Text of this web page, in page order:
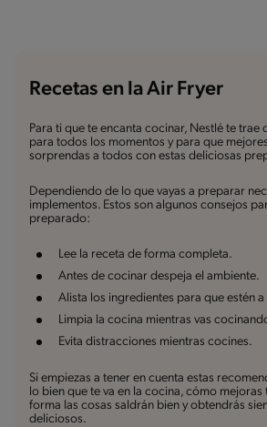
Recetas en la Air Fryer
Para ti que te encanta cocinar, Nestlé te trae
para todos los momentos y para que
sorprendas a todos con estas deliciosas
Dependiendo de lo que vayas a preparar
implementos. Estos son algunos consejos
preparado:
Lee la receta de forma completa.
Antes de cocinar despeja el ambiente.
Alista los ingredientes para que estén a
Limpia la cocina mientras vas
Evita distracciones mientras cocines.
Si empiezas a tener en cuenta estas
lo bien que te va en la cocina, cómo mejoras
forma las cosas saldrán bien y obtendrás
deliciosos.